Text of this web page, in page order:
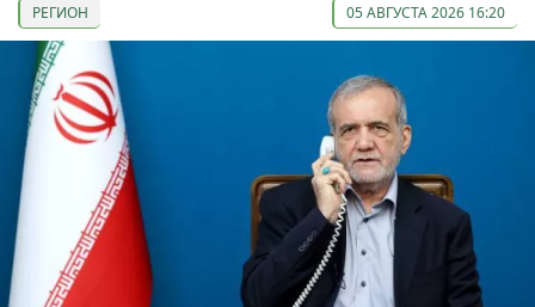
РЕГИОН 05 АВГУСТА 2026 16:20